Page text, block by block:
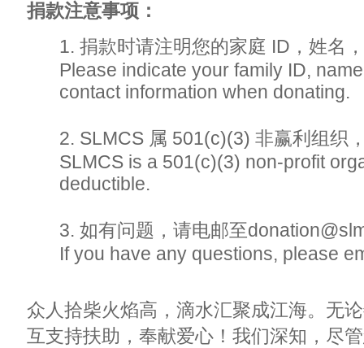
捐款注意事项：
1. 捐款时请注明您的家庭 ID，姓名
Please indicate your family ID,
contact information when donating.
2. SLMCS 属 501(c)(3) 非赢利组织
SLMCS is a 501(c)(3) non-profit
deductible.
3. 如有问题，请电邮至
If you have any questions, please
众人拾柴火焰高，滴水汇聚成江海。无
互支持扶助，奉献爱心！我们深知，尽